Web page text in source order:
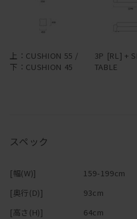
上：CUSHION 55 /
下：CUSHION 45
3P [RL] +
TABLE
スペック
[幅(W)]
159-199cm
[奥行(D)]
93cm
[高さ(H)]
64cm